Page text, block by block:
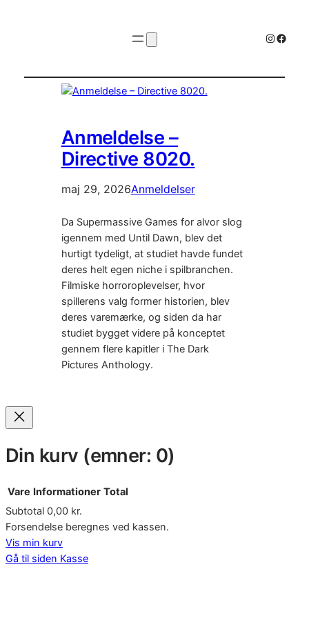
Anmeldelse –
Directive 8020.
maj 29, 2026Anmeldelser
Da Supermassive Games for alvor slog
igennem med Until Dawn, blev det
hurtigt tydeligt, at studiet havde fundet
deres helt egen niche i spilbranchen.
Filmiske horroroplevelser, hvor
spillerens valg former historien, blev
deres varemærke, og siden da har
studiet bygget videre på konceptet
gennem flere kapitler i The Dark
Pictures Anthology.
Din kurv (emner: 0)
Varer
i
indkøbskurv
Vare Informationer Total
Subtotal 0,00 kr.
Forsendelse beregnes ved kassen.
Vis min kurv
Gå til siden Kasse